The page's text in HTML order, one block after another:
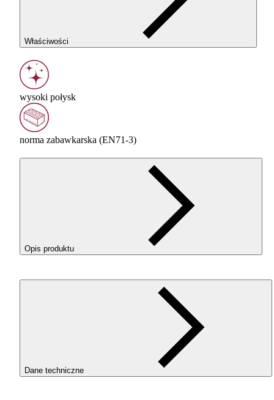
Właściwości
wysoki połysk
norma zabawkarska (EN71-3)
Opis produktu
Wydruki z filamentuROSA3DPLASilk w kolorze Gold
(Złoty) wyróżniają się eleganckim, jedwabnym połyskiem i
Jeśli chcesz, aby Twój model wyglądał jak gotowy produkt
premium – właśnie znalazłeś właściwy filament.
Filament został przebadany zgodnie z normąEN 71-3–
Dane techniczne